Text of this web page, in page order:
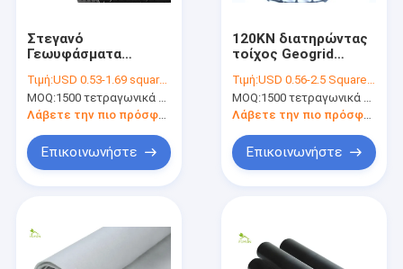
Στεγανό
Γεωυφάσματα
Γεωμεμβράνη
Τιμή:USD 0.53-1.69 square meters
MOQ:1500 τετραγωνικά μέτρα
Λάβετε την πιο πρόσφατη τιμή
Επικοινωνήστε
120KN διατηρώντας
τοίχος Geogrid
Τιμή:USD 0.56-2.5 Square Meter
MOQ:1500 τετραγωνικά μέτρα
Επικοινωνήστε